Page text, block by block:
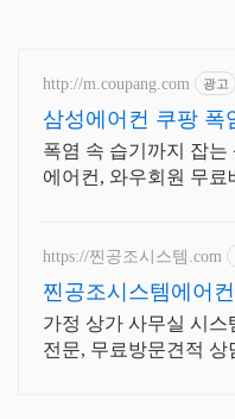
http://m.coupang.com 광고
삼성에어컨 쿠팡 폭
쾌적함!
폭염 속 습기까지 잡는
에어컨, 와우회원 무료
https://찐공조시스템.com
찐공조시스템에어
가정 상가 사무실 시스
전문, 무료방문견적 상